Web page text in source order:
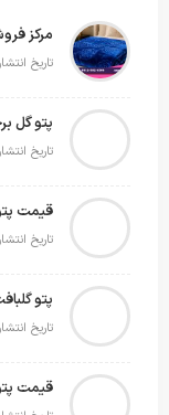
تاریخ انتشار: 8 آگوست
تاریخ انتشار: 7 آگوست
تاریخ انتشار: 6 آگوست
تاریخ انتشار: 5 آگوست